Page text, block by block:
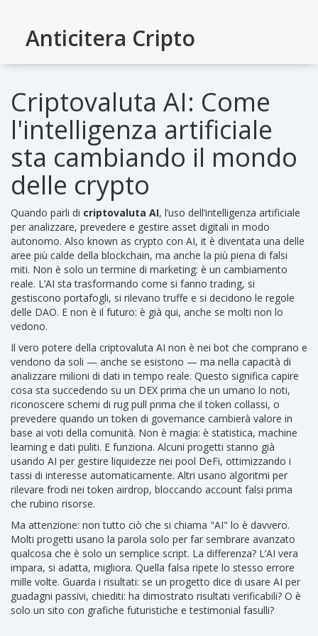
Anticitera Cripto
Criptovaluta AI: Come
l'intelligenza artificiale
sta cambiando il mondo
delle crypto
Quando parli di criptovaluta AI, l’uso dell’intelligenza artificiale
per analizzare, prevedere e gestire asset digitali in modo
autonomo. Also known as crypto con AI, it è diventata una delle
aree più calde della blockchain, ma anche la più piena di falsi
miti. Non è solo un termine di marketing: è un cambiamento
reale. L’AI sta trasformando come si fanno trading, si
gestiscono portafogli, si rilevano truffe e si decidono le regole
delle DAO. E non è il futuro: è già qui, anche se molti non lo
vedono.
Il vero potere della criptovaluta AI non è nei bot che comprano e
vendono da soli — anche se esistono — ma nella capacità di
analizzare milioni di dati in tempo reale. Questo significa capire
cosa sta succedendo su un DEX prima che un umano lo noti,
riconoscere schemi di rug pull prima che il token collassi, o
prevedere quando un token di governance cambierà valore in
base ai voti della comunità. Non è magia: è statistica, machine
learning e dati puliti. E funziona. Alcuni progetti stanno già
usando AI per gestire liquidezze nei pool DeFi, ottimizzando i
tassi di interesse automaticamente. Altri usano algoritmi per
rilevare frodi nei token airdrop, bloccando account falsi prima
che rubino risorse.
Ma attenzione: non tutto ciò che si chiama "AI" lo è davvero.
Molti progetti usano la parola solo per far sembrare avanzato
qualcosa che è solo un semplice script. La differenza? L’AI vera
impara, si adatta, migliora. Quella falsa ripete lo stesso errore
mille volte. Guarda i risultati: se un progetto dice di usare AI per
guadagni passivi, chiediti: ha dimostrato risultati verificabili? O è
solo un sito con grafiche futuristiche e testimonial fasulli?